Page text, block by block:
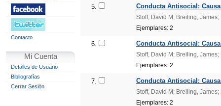
Contacto
Mi Cuenta
Detalles de Usuario
Bibliografías
Cerrar Sesión
5. Conducta Antisocial:
Stoff, David M; Breiling, James;
Ejemplares: 2
6. Conducta Antisocial:
Stoff, David M; Breiling, James;
Ejemplares: 2
7. Conducta Antisocial:
Stoff, David M; Breiling, James;
Ejemplares: 2